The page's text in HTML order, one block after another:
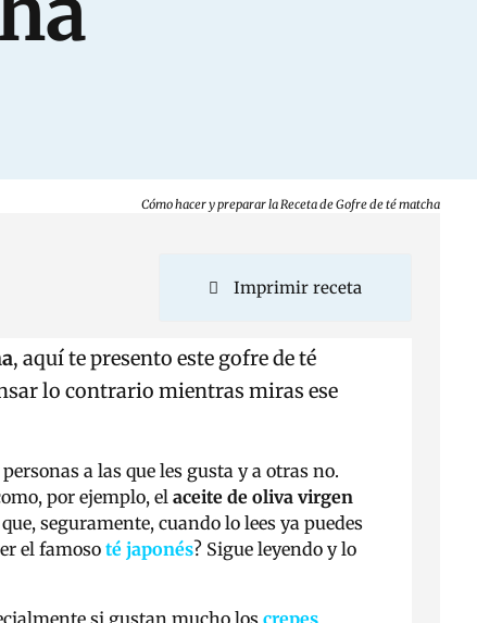
Cómo hacer y preparar la Receta de Gofre de té matcha
Imprimir receta
, aquí te presento este gofre de té
lo contrario mientras miras ese
a las que les gusta y a otras no.
por ejemplo, elaceite de oliva virgen
que, seguramente, cuando lo lees ya puedes
el famosoté japonés? Sigue leyendo y lo
si gustan mucho loscrepes